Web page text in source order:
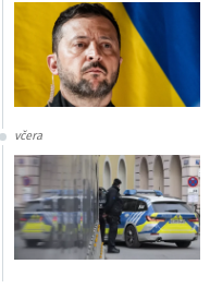
včera